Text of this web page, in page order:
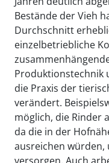
Bestände der Vieh
Durchschnitt
einzelbetriebliche
Produktionstechnik
die Praxis der
verändert.
möglich, die Rinder
da die in der
ausreichen würden,